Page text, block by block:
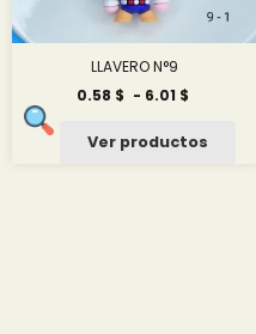
LLAVERO N°9
0.58 $ - 6.01 $
desde
Ver productos